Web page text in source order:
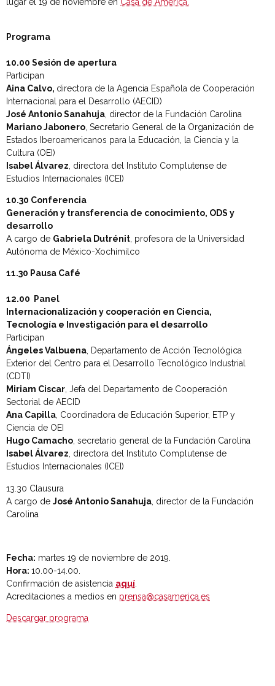
lugar el 19 de noviembre en Casa de América.
Programa
10.00 Sesión de apertura
Participan
Aina Calvo, directora de la Agencia Española de Cooperación
Internacional para el Desarrollo (AECID)
José Antonio Sanahuja , director de la Fundación Carolina
Mariano Jabonero , Secretario General de la Organización de
Estados Iberoamericanos para la Educación, la Ciencia y la
Cultura (OEI)
Isabel Álvarez , directora del Instituto Complutense de
Estudios Internacionales (ICEI)
10.30 Conferencia
Generación y transferencia de conocimiento, ODS y
desarrollo
A cargo de Gabriela Dutrénit , profesora de la Universidad
Autónoma de México-Xochimilco
11.30 Pausa Café
12.00 Panel
Internacionalización y cooperación en Ciencia,
Tecnología e Investigación para el desarrollo
Participan
Ángeles Valbuena, Departamento de Acción Tecnológica
Exterior del Centro para el Desarrollo Tecnológico Industrial
(CDTI)
Miriam Ciscar, Jefa del Departamento de Cooperación
Sectorial de AECID
Ana Capilla, Coordinadora de Educación Superior, ETP y
Ciencia de OEI
Hugo Camacho, secretario general de la Fundación Carolina
Isabel Álvarez, directora del Instituto Complutense de
Estudios Internacionales (ICEI)
13.30 Clausura
A cargo de José Antonio Sanahuja , director de la Fundación
Carolina
Fecha: martes 19 de noviembre de 2019.
Hora: 10.00-14.00.
Confirmación de asistencia aquí
Acreditaciones a medios en prensa@casamerica.es
Descargar programa